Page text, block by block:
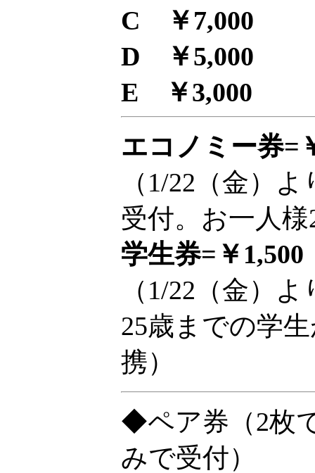
C ￥7,000
D ￥5,000
E ￥3,000
エコノミー券=
（1/22（金）
受付。お一人
学生券=￥1,500
（1/22（金）
25歳までの学
携）
◆ペア券 （2
みで受付）